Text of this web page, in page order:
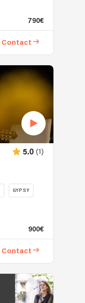
790€
Contact
5.0 (1)
GYPSY
900€
Contact